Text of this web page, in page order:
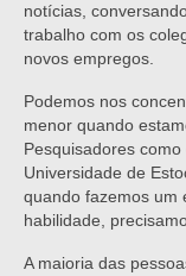
notícias,
trabalho com os
novos empregos.
Podemos nos
menor quando
Pesquisadores
Universidade de
quando fazemos um
habilidade,
A maioria das